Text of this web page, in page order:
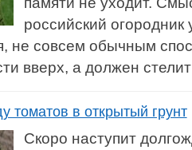
российский
не совсем обычным
вверх, а должен
томатов в открытый грунт
Скоро наступит